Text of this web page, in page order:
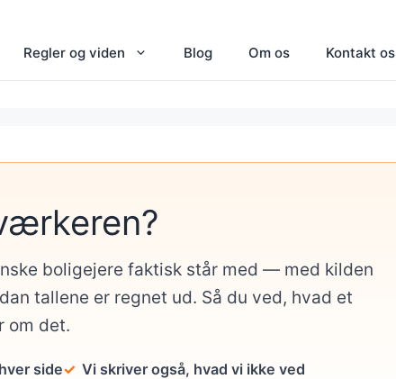
Regler og viden Blog Om os Kontakt os
boligejere faktisk står med — med kilden
tallene er regnet ud. Så du ved, hvad et
om det.
side Vi skriver også, hvad vi ikke ved